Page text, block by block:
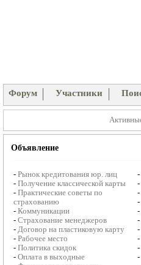
Форум Участники
Объявление
-Рынок кредитования юр. лиц
-Получение классической карты
-Практические советы по
страхованию
-Коммуникации
-Страхование менеджеров
- Договор на пластиковую карту
-Рабочее место
-Политика скидок
-Оплата в выходные